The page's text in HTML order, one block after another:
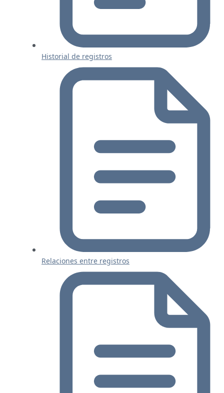
Historial de registros
Relaciones entre registros